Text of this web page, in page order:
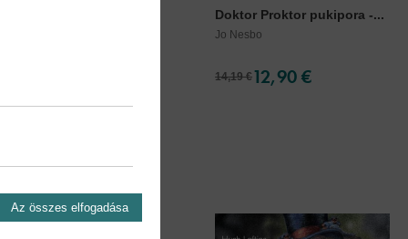
Doktor Proktor pukipora -...
Jo Nesbo
14,19 €12,90 €
Az összes elfogadása